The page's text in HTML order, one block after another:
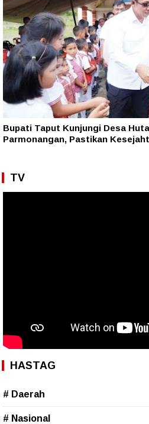
Bupati Taput Kunjungi Desa
Parmonangan, Pastikan
TV
HASTAG
# Daerah
# Nasional